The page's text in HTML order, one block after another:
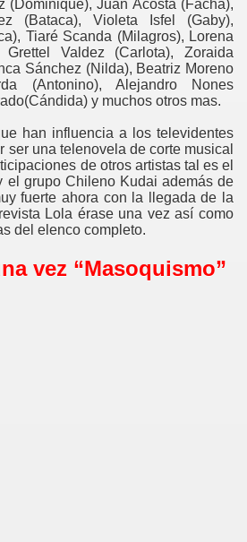
(Dominique), Juan Acosta (Facha),
(Bataca), Violeta Isfel (Gaby),
Tiaré Scanda (Milagros), Lorena
Grettel Valdez (Carlota), Zoraida
Sánchez (Nilda), Beatriz Moreno
(Antonino), Alejandro Nones
y muchos otros mas.
han influencia a los televidentes
ser una telenovela de corte musical
de otros artistas tal es el
el grupo Chileno Kudai además de
fuerte ahora con la llegada de la
Lola érase una vez así como
del elenco completo.
vez “Masoquismo”